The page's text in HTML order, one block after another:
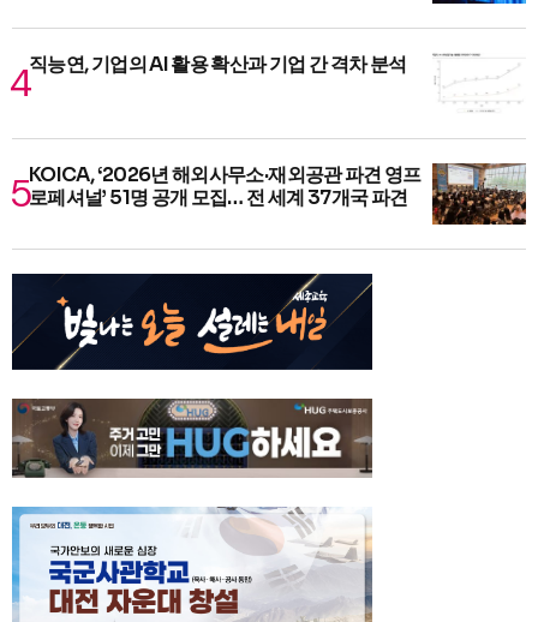
직능연, 기업의 AI 활용 확산과 기업 간 격차 분석
KOICA, ‘2026년 해외사무소·재외공관 파견 영프
로페셔널’ 51명 공개 모집… 전 세계 37개국 파견